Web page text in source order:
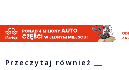
Przeczytaj również